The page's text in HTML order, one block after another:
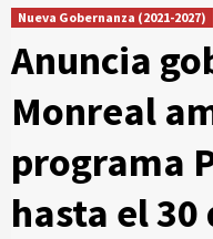
Nueva Gobernanza (2021-2027)
Anuncia
Monreal
programa
hasta el 30